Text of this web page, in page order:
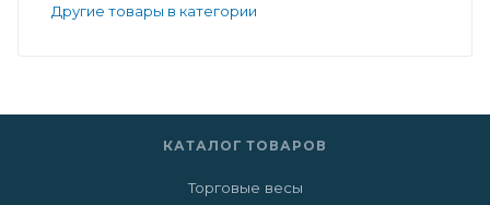
Другие товары в категории
КАТАЛОГ ТОВАРОВ
Торговые весы